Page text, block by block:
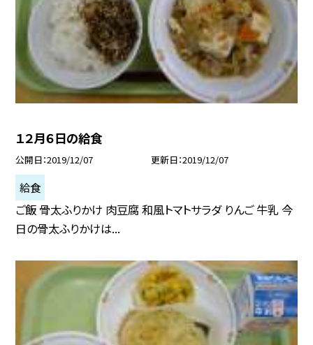
１２月６日の給食
公開日 2019/12/07 更新日 2019/12/07
給食
ご飯 骨太ふりかけ 肉豆腐 和風トマトサラダ りんご 牛乳 今
日の骨太ふりかけは...